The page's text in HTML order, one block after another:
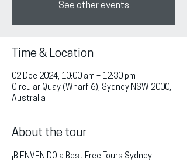
See other events
Time & Location
02 Dec 2024, 10:00 am – 12:30 pm
Circular Quay (Wharf 6), Sydney NSW 2000,
Australia
About the tour
¡BIENVENIDO a Best Free Tours Sydney!